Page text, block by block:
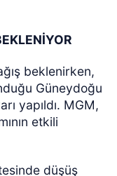
beklenirken,
Güneydoğu
yapıldı. MGM,
etkili
düşüş